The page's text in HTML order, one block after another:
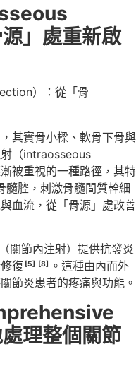
」處重新啟
其實骨小樑、軟骨下骨與
（intraosseous
被重視的一種路徑，其特
髓腔，刺激骨髓間質幹細
血流，從「骨源」處改善
關節內注射）提供抗發炎
復 [5] [8]
。這種由內而外
節炎患者的疼痛與功能。
理整個關節